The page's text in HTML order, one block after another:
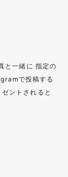
と⼀緒に 指定の
で投稿する
ントされると